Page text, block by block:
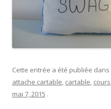
Cette entrée a été publiée dans
attache cartable cartable cours
mai 7, 2015 .